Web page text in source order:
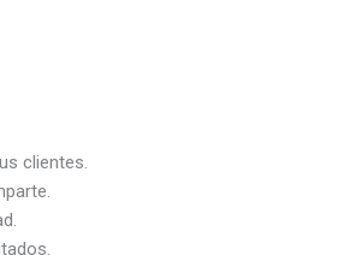
clientes.